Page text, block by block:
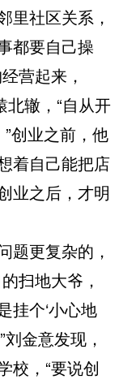
里社区关系，
都要自己操
营起来，
北辙，“自从开
创业之前，他
着自己能把店
业之后，才明
更复杂的，
扫地大爷，
挂个‘小心地
金意发现，
校，“要说创